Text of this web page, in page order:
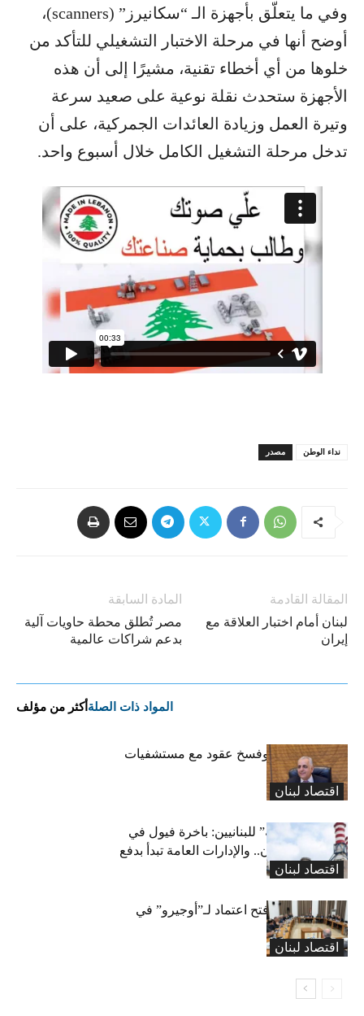
وفي ما يتعلّق بأجهزة الـ “سكانيرز” (scanners)،
أوضح أنها في مرحلة الاختبار التشغيلي للتأكد من
خلوها من أي أخطاء تقنية، مشيرًا إلى أن هذه
الأجهزة ستحدث نقلة نوعية على صعيد سرعة
وتيرة العمل وزيادة العائدات الجمركية، على أن
تدخل مرحلة التشغيل الكامل خلال أسبوع واحد.
مصدر نداء الوطن
المادة السابقة
مصر تُطلق محطة حاويات آلية
بدعم شراكات عالمية
المقالة القادمة
لبنان أمام اختبار العلاقة مع
إيران
المواد ذات الصلة أكثر من مؤلف
اقتصاد لبنان
كركي: إنذارات وفسخ عقود مع مستشفيات
مخالفة
اقتصاد لبنان
بشرى “كهربائية” للبنانيين: باخرة فيول في
طريقها إلى لبنان.. والإدارات العامة تبدأ بدفع
متوجباتها
اقتصاد لبنان
لجنة المال تقرّ فتح اعتماد لـ”أوجيرو” في
موازنة 2026